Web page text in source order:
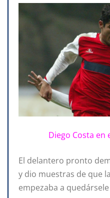
Diego Costa en el
El delantero pronto
y dio muestras de que
empezaba a